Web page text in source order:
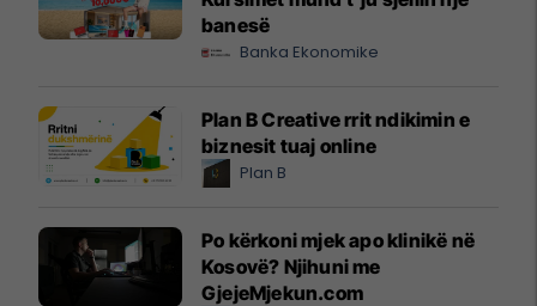
banesë
Banka Ekonomike
Plan B Creative rrit ndikimin e
biznesit tuaj online
Plan B
Po kërkoni mjek apo klinikë në
Kosovë? Njihuni me
GjejeMjekun.com